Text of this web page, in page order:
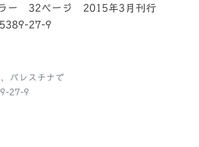
ー 32ページ 2015年3月刊行
27-9
パレスチナで
27-9